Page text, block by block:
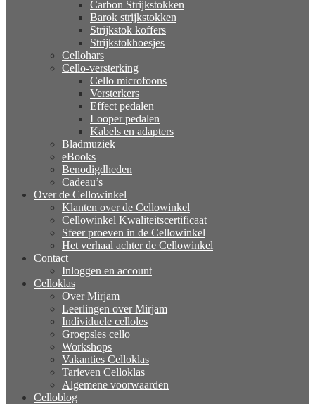
Carbon Strijkstokken
Barok strijkstokken
Strijkstok koffers
Strijkstokhoesjes
Cellohars
Cello-versterking
Cello microfoons
Versterkers
Effect pedalen
Looper pedalen
Kabels en adapters
Bladmuziek
eBooks
Benodigdheden
Cadeau’s
Over de Cellowinkel
Klanten over de Cellowinkel
Cellowinkel Kwaliteitscertificaat
Sfeer proeven in de Cellowinkel
Het verhaal achter de Cellowinkel
Contact
Inloggen en account
Celloklas
Over Mirjam
Leerlingen over Mirjam
Individuele celloles
Groepsles cello
Workshops
Vakanties Celloklas
Tarieven Celloklas
Algemene voorwaarden
Celloblog